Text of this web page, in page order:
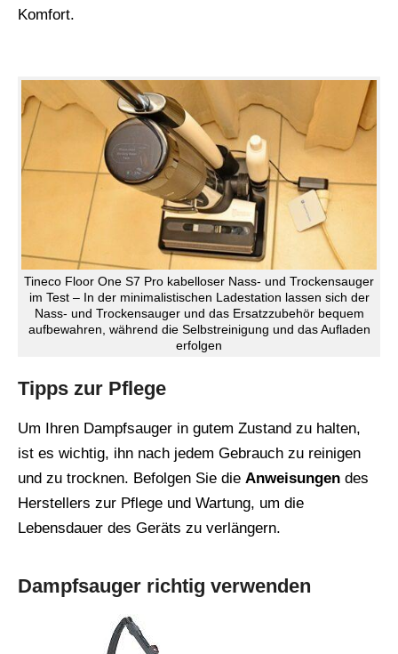
Komfort.
Tineco Floor One S7 Pro kabelloser Nass- und Trockensauger
im Test – In der minimalistischen Ladestation lassen sich der
Nass- und Trockensauger und das Ersatzzubehör bequem
aufbewahren, während die Selbstreinigung und das Aufladen
erfolgen
Tipps zur Pflege
Um Ihren Dampfsauger in gutem Zustand zu halten,
ist es wichtig, ihn nach jedem Gebrauch zu reinigen
und zu trocknen. Befolgen Sie die Anweisungen des
Herstellers zur Pflege und Wartung, um die
Lebensdauer des Geräts zu verlängern.
Dampfsauger richtig verwenden